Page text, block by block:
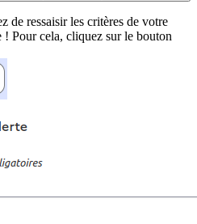
de ressaisir les critères de votre
! Pour cela, cliquez sur le bouton